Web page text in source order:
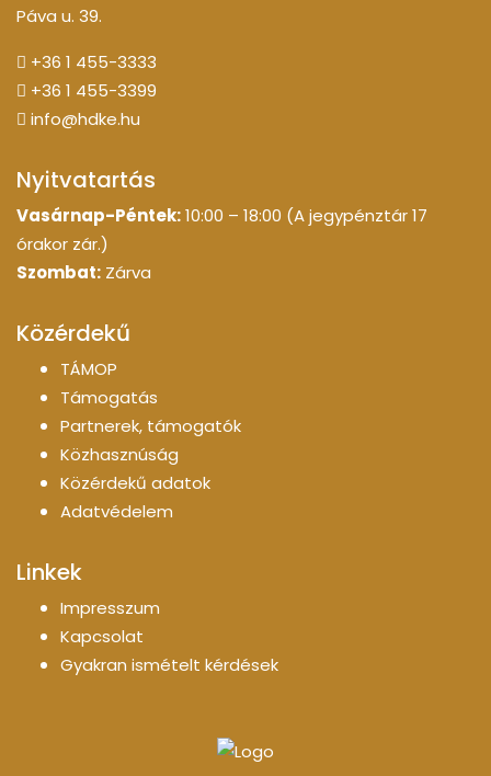
Páva u. 39.
+36 1 455-3333
+36 1 455-3399
info@hdke.hu
Nyitvatartás
Vasárnap-Péntek:10:00 – 18:00 (A jegypénztár 17
órakor zár.)
Szombat: Zárva
Közérdekű
TÁMOP
Támogatás
Partnerek, támogatók
Közhasznúság
Közérdekű adatok
Adatvédelem
Linkek
Impresszum
Kapcsolat
Gyakran ismételt kérdések